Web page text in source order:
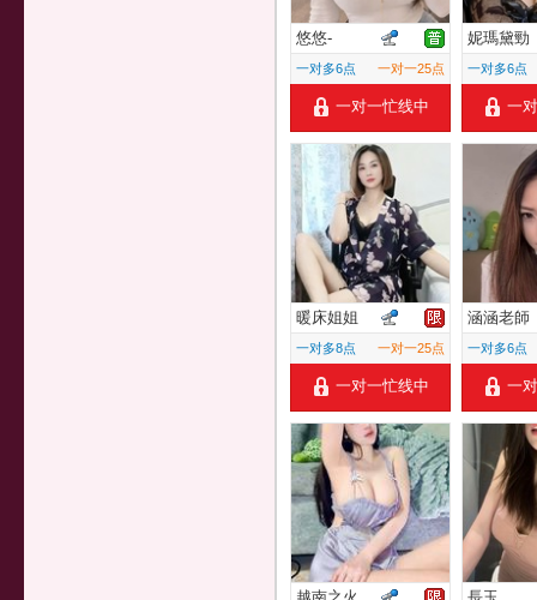
悠悠-
一对多6点 一对一25点
一对一忙线中
妮瑪黛勁
一对多6点
一
暖床姐姐
一对多8点 一对一25点
一对一忙线中
涵涵老師
一对多6点
一